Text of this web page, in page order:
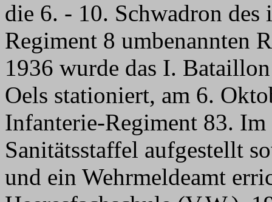
die 6. - 10. Schwadron
Regiment 8 umbenannten
1936 wurde das I.
Oels stationiert, am 6.
Infanterie-Regiment 83.
Sanitätsstaffel aufgestellt
und ein Wehrmeldeamt